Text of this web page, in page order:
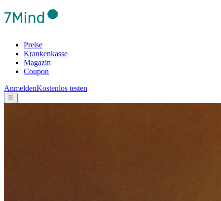
Preise
Krankenkasse
Magazin
Coupon
AnmeldenKostenlos testen
☰